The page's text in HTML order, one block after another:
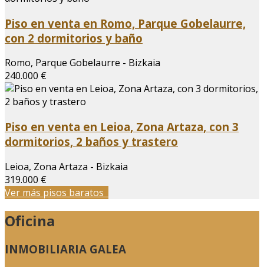
Piso en venta en Romo, Parque Gobelaurre,
con 2 dormitorios y baño
Romo, Parque Gobelaurre - Bizkaia
240.000 €
Piso en venta en Leioa, Zona Artaza, con 3
dormitorios, 2 baños y trastero
Leioa, Zona Artaza - Bizkaia
319.000 €
Ver más pisos baratos
Oficina
INMOBILIARIA GALEA